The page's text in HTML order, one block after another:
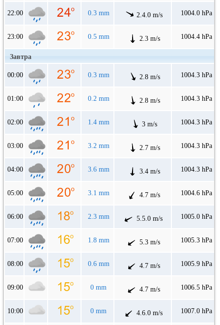
22:00 0.3 mm 2.4.0 m/s 1004.0 hPa
23:00 0.5 mm 2.3 m/s 1004.4 hPa
Завтра
00:00 0.3 mm 2.8 m/s 1004.3 hPa
01:00 0.2 mm 2.8 m/s 1004.3 hPa
02:00 1.4 mm 3 m/s 1004.3 hPa
03:00 3.2 mm 2.7 m/s 1004.3 hPa
04:00 3.6 mm 3.4 m/s 1004.3 hPa
05:00 3.1 mm 4.7 m/s 1004.6 hPa
06:00 2.3 mm 5.5.0 m/s 1005.0 hPa
07:00 1.8 mm 5.3 m/s 1005.3 hPa
08:00 0.6 mm 4.7 m/s 1005.9 hPa
09:00 0 mm 4.7 m/s 1006.5 hPa
10:00 0 mm 4.6.0 m/s 1007.0 hPa